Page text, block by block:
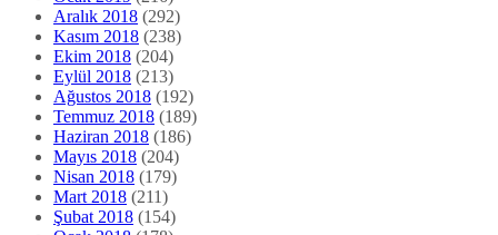
Aralık 2018 (292)
Kasım 2018 (238)
Ekim 2018 (204)
Eylül 2018 (213)
Ağustos 2018 (192)
Temmuz 2018 (189)
Haziran 2018 (186)
Mayıs 2018 (204)
Nisan 2018 (179)
Mart 2018 (211)
Şubat 2018 (154)